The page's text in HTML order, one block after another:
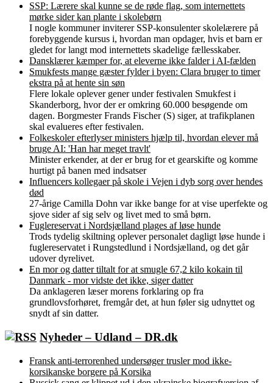
SSP: Lærere skal kunne se de røde flag, som internettets
mørke sider kan plante i skolebørn
I nogle kommuner inviterer SSP-konsulenter skolelærere på
forebyggende kursus i, hvordan man opdager, hvis et barn er
gledet for langt mod internettets skadelige fællesskaber.
Dansklærer kæmper for, at eleverne ikke falder i AI-fælden
Smukfests mange gæster fylder i byen: Clara bruger to timer
ekstra på at hente sin søn
Flere lokale oplever gener under festivalen Smukfest i
Skanderborg, hvor der er omkring 60.000 besøgende om
dagen. Borgmester Frands Fischer (S) siger, at trafikplanen
skal evalueres efter festivalen.
Folkeskoler efterlyser ministers hjælp til, hvordan elever må
bruge AI: 'Han har meget travlt'
Minister erkender, at der er brug for et gearskifte og komme
hurtigt på banen med indsatser
Influencers kollegaer på skole i Vejen i dyb sorg over hendes
død
27-årige Camilla Dohn var ikke bange for at vise uperfekte og
sjove sider af sig selv og livet med to små børn.
Fuglereservat i Nordsjælland plages af løse hunde
Trods tydelig skiltning oplever personalet dagligt løse hunde i
fuglereservatet i Rungstedlund i Nordsjælland, og det går
udover dyrelivet.
En mor og datter tiltalt for at smugle 67,2 kilo kokain til
Danmark - mor vidste det ikke, siger datter
Da anklageren læser morens forklaring op fra
grundlovsforhøret, fremgår det, at hun føler sig udnyttet og
snydt af sin datter.
Nyheder – Udland – DR.dk
Fransk anti-terrorenhed undersøger trusler mod ikke-
korsikanske borgere på Korsika